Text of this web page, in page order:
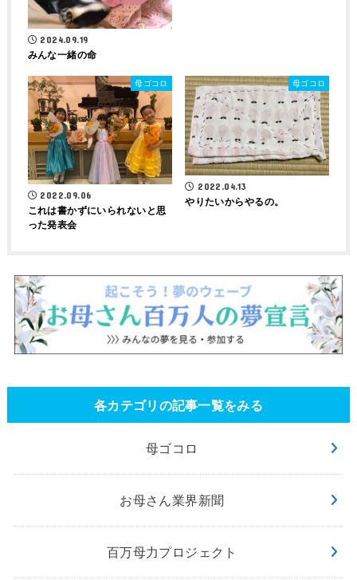
2024.09.19
みんな一緒の命
母ゴコロ
2022.09.06
これは書かずにいられないと思
った発表会
母ゴコロ
2022.04.13
やりたいからやるの。
各カテゴリの記事一覧をみる
母ゴコロ
お母さん業界新聞
百万母力プロジェクト